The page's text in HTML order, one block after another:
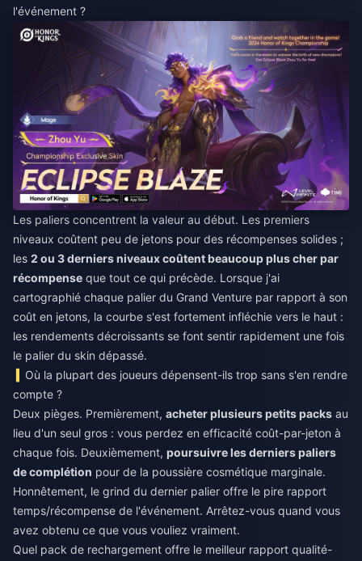
l'événement ?
Les paliers concentrent la valeur au début. Les premiers
niveaux coûtent peu de jetons pour des récompenses solides ;
les 2 ou 3 derniers niveaux coûtent beaucoup plus cher par
récompense que tout ce qui précède. Lorsque j'ai
cartographié chaque palier du Grand Venture par rapport à son
coût en jetons, la courbe s'est fortement infléchie vers le haut :
les rendements décroissants se font sentir rapidement une fois
le palier du skin dépassé.
Où la plupart des joueurs dépensent-ils trop sans s'en rendre
compte ?
Deux pièges. Premièrement, acheter plusieurs petits packs au
lieu d'un seul gros : vous perdez en efficacité coût-par-jeton à
chaque fois. Deuxièmement, poursuivre les derniers paliers
de complétion pour de la poussière cosmétique marginale.
Honnêtement, le grind du dernier palier offre le pire rapport
temps/récompense de l'événement. Arrêtez-vous quand vous
avez obtenu ce que vous vouliez vraiment.
Quel pack de rechargement offre le meilleur rapport qualité-